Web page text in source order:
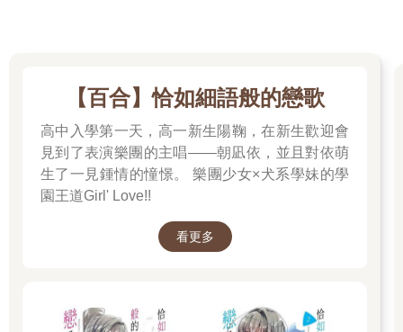
終於到了遠征當天，一個不同於往常的忙碌早晨開始了。
「德久，該帶的東西都帶了嗎？」
「當然囉，多虧幾個公會成員事先幫忙把行李整理好了……」
「熙英小姐，可以麻煩妳幫忙檢查一下有沒有遺漏的東西嗎？另
外，如果有人身體不舒服的話……」
「好的，基英先生。」
「白雪，妳幫我確認一下糧食、飲用水、藥水的狀態有沒有異
賢成感到不自在的事。
【百合】恰如細語般的戀歌
高中入學第一天，高一新生陽鞠，在新生歡迎會
見到了表演樂團的主唱——朝凪依，並且對依萌
生了一見鍾情的憧憬。 樂團少女×犬系學妹的學
園王道Girl' Love!!
看更多